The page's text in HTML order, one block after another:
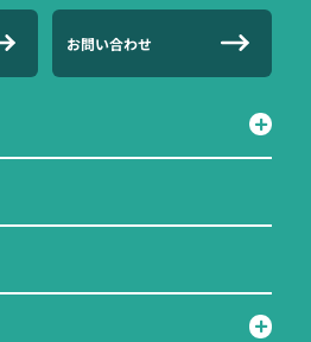
お問い合わせ